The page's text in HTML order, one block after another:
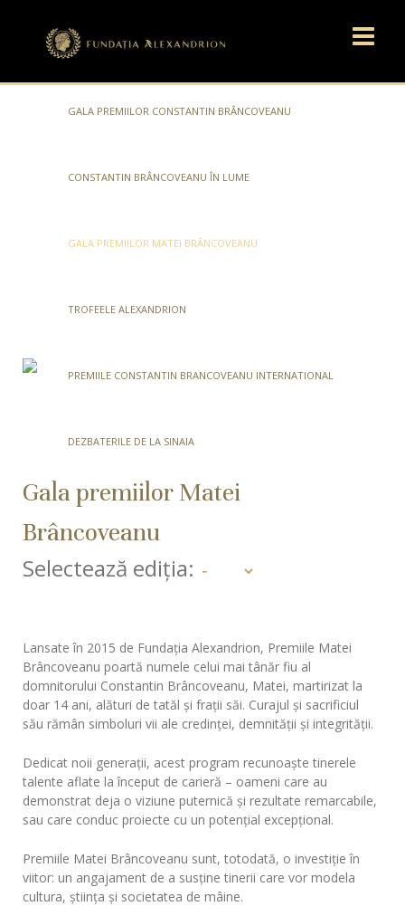
GALA PREMIILOR CONSTANTIN BRÂNCOVEANU
CONSTANTIN BRÂNCOVEANU ÎN LUME
GALA PREMIILOR MATEI BRÂNCOVEANU
TROFEELE ALEXANDRION
PREMIILE CONSTANTIN BRANCOVEANU INTERNATIONAL
DEZBATERILE DE LA SINAIA
Gala premiilor Matei
Brâncoveanu
Selectează ediția:
Lansate în 2015 de Fundația Alexandrion, Premiile Matei
Brâncoveanu poartă numele celui mai tânăr fiu al
domnitorului Constantin Brâncoveanu, Matei, martirizat la
doar 14 ani, alături de tatăl și frații săi. Curajul și sacrificiul
său rămân simboluri vii ale credinței, demnității și integrității.
Dedicat noii generații, acest program recunoaște tinerele
talente aflate la început de carieră – oameni care au
demonstrat deja o viziune puternică și rezultate remarcabile,
sau care conduc proiecte cu un potențial excepțional.
Premiile Matei Brâncoveanu sunt, totodată, o investiție în
viitor: un angajament de a susține tinerii care vor modela
cultura, știința și societatea de mâine.